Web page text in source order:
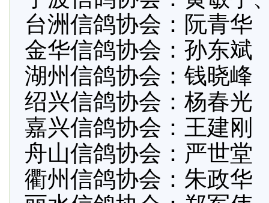
台洲信鸽协会：阮青华
金华信鸽协会：孙东斌
湖州信鸽协会：钱晓峰
绍兴信鸽协会：杨春光
嘉兴信鸽协会：王建刚
舟山信鸽协会：严世堂
衢州信鸽协会：朱政华